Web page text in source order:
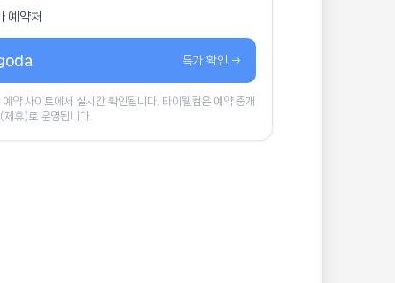
예약처
특가 확인 →
예약 사이트에서 실시간 확인됩니다. 타이웰컴은 예약 중개
제휴)로 운영됩니다.